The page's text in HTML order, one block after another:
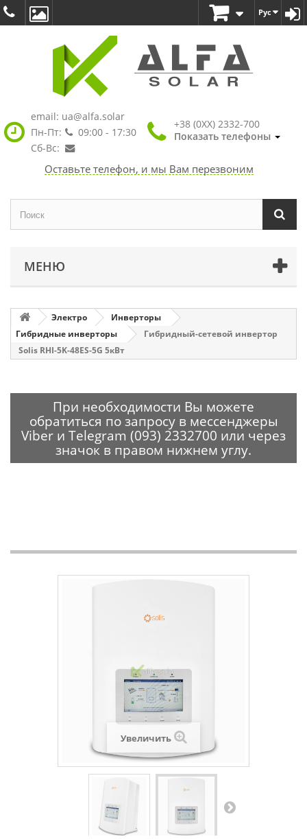
Рус
email: ua@alfa.solar
Пн-Пт:
09:00 - 17:30
Сб-Вс:
+38 (0XX) 2332-700
Показать телефоны
Оставьте телефон, и мы Вам перезвоним
МЕНЮ
Электро
Инверторы
Гибридные инверторы
Гибридный-сетевой инвертор
Solis RHI-5K-48ES-5G 5кВт
При необходимости Вы можете
обратиться по запросу в мессенджеры
Viber и Telegram (093) 2332700 или через
значок в правом нижнем углу.
Увеличить